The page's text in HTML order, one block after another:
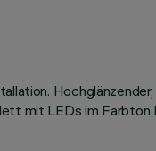
mit LEDs im